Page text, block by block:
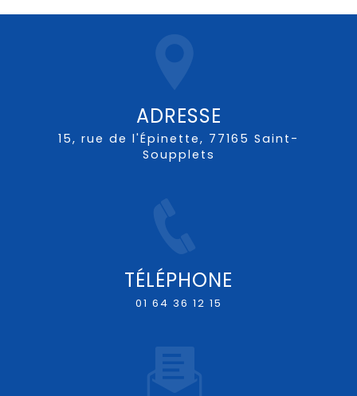
ADRESSE
15, rue de l'Épinette, 77165 Saint-
Soupplets
TÉLÉPHONE
01 64 36 12 15